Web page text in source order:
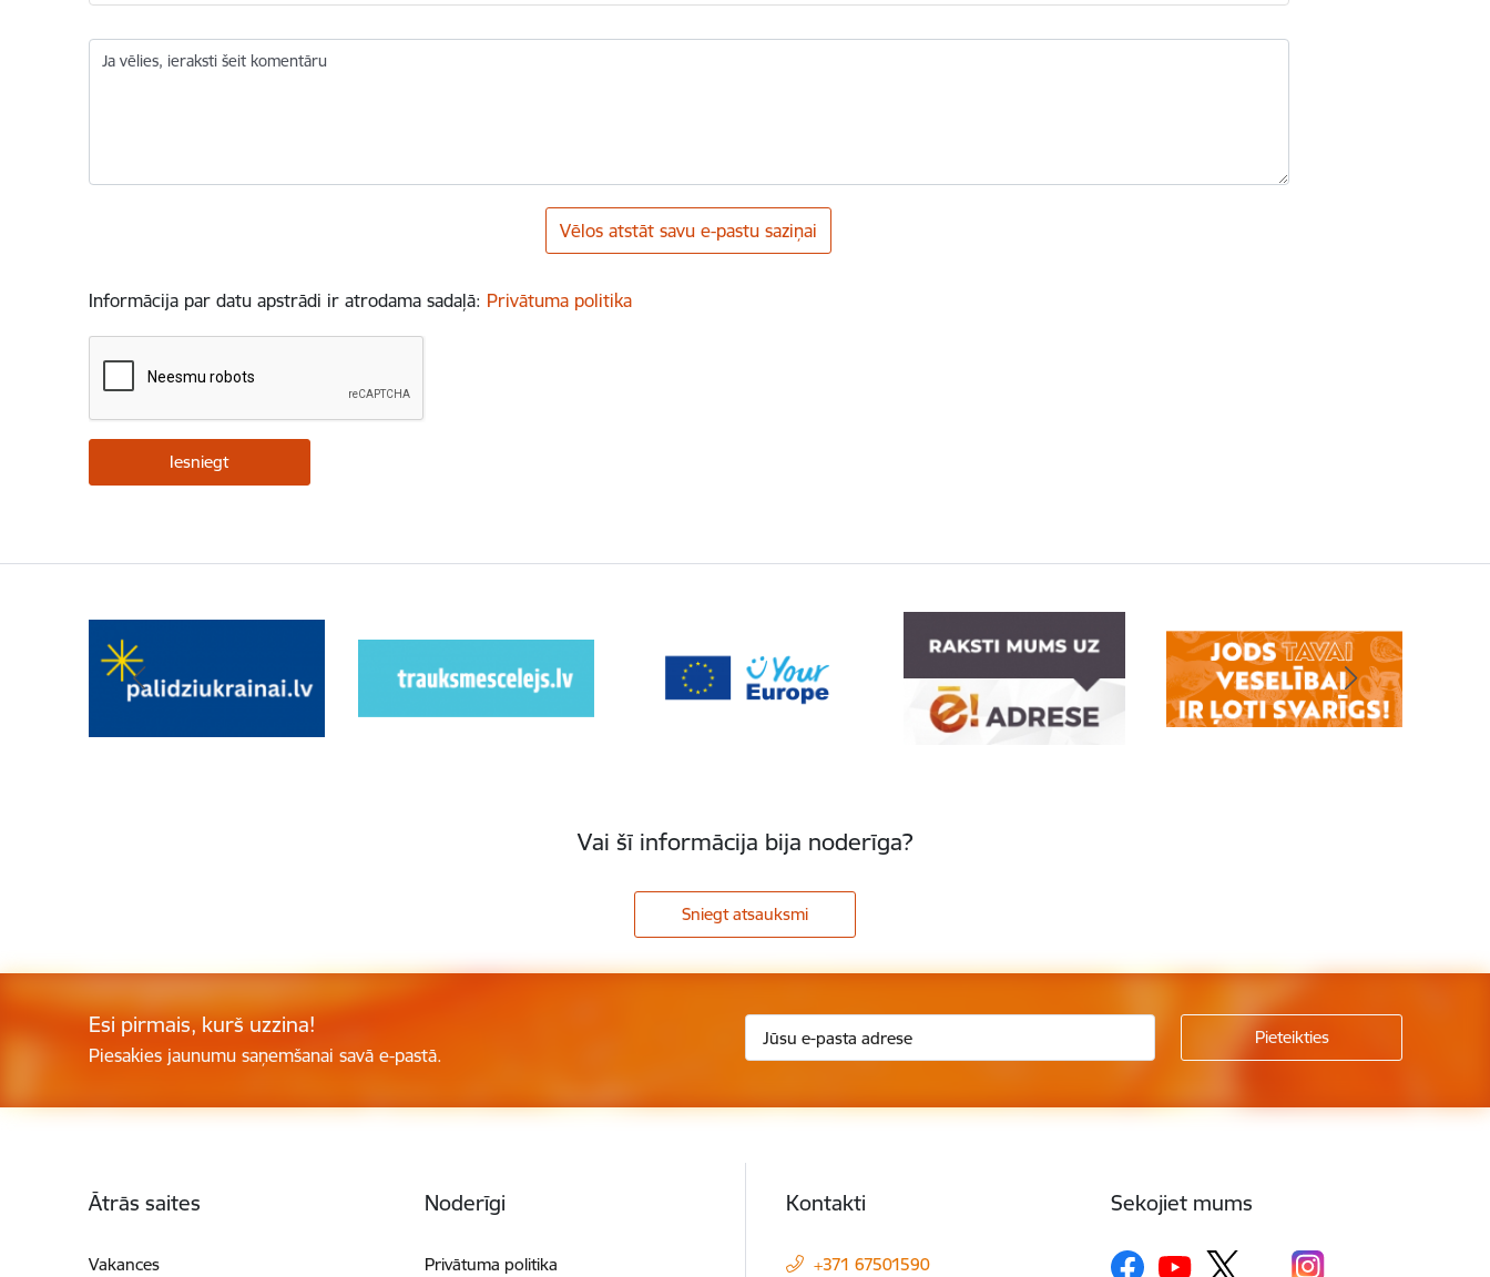
Ja vēlies, ieraksti šeit komentāru
Vēlos atstāt savu e-pastu saziņai
Informācija par datu apstrādi ir atrodama sadaļā: Privātuma politika
Vai šī informācija bija noderīga?
Sniegt atsauksmi
Esi pirmais, kurš uzzina!
Piesakies jaunumu saņemšanai savā e-pastā.
Ātrās saites
Vakances
Noderīgi
Privātuma politika
Kontakti
+371 67501590
Sekojiet mums